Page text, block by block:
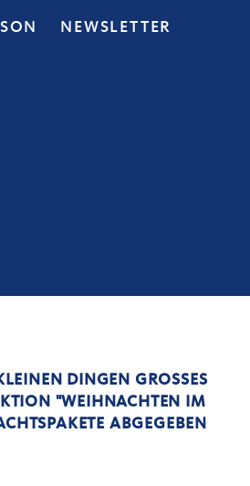
NEWSLETTER
DINGEN GROSSES
"WEIHNACHTEN IM S
ABGEGEBEN W